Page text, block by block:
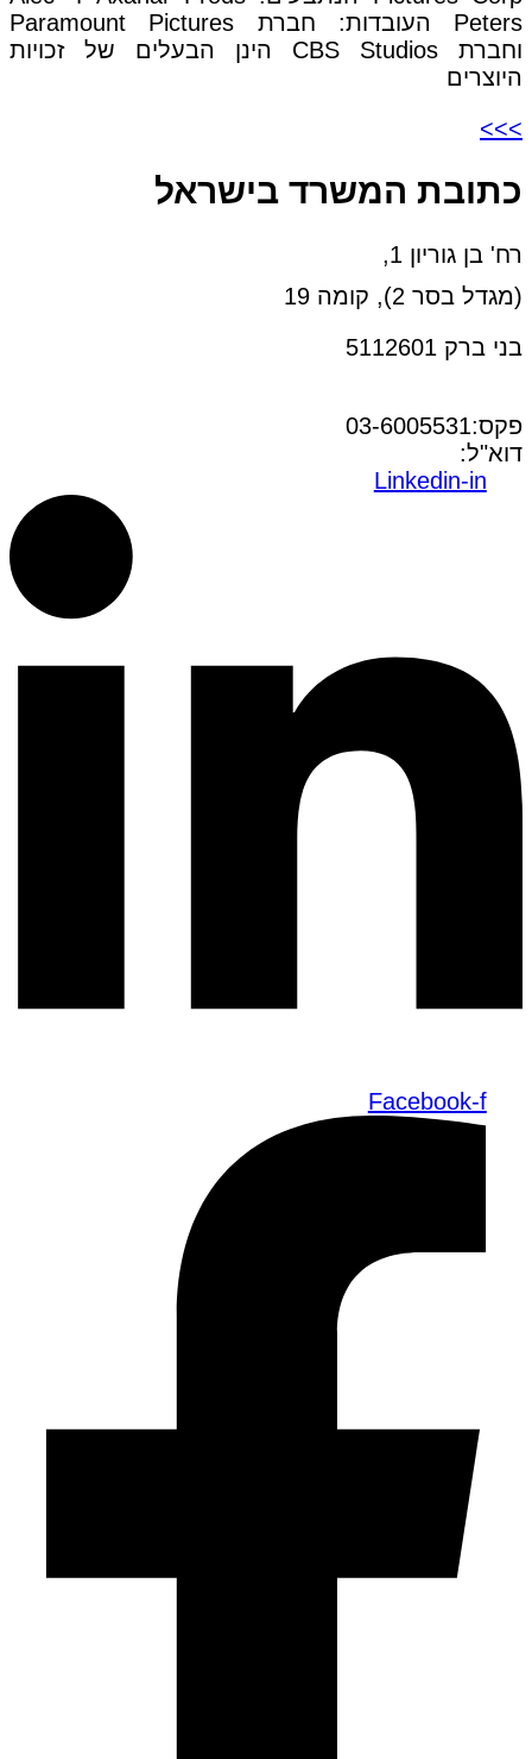
Peters העובדות: חברת Paramount Pictures
וחברת CBS Studios הינן הבעלים של זכויות
היוצרים
>>>
כתובת המשרד בישראל
רח' בן גוריון 1,
(מגדל בסר 2), קומה 19
בני ברק 5112601
פקס:03-6005531
דוא"ל:
Linkedin-in
Facebook-f